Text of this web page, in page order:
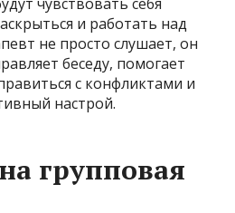
и работать над
не просто слушает, он
беседу, помогает
с конфликтами и
настрой.
групповая